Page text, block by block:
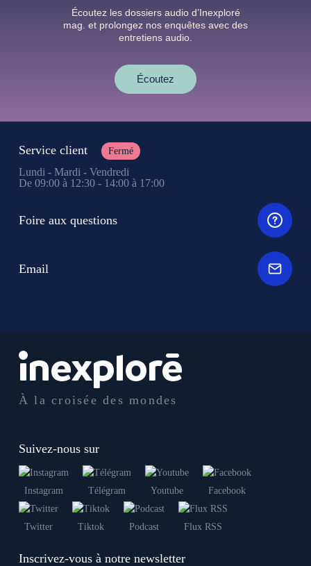
Écoutez les dossiers audio d’Inexploré
mag. et prolongez nos enquêtes avec des
entretiens audio.
Écoutez
À la croisée des mondes
Suivez-nous sur
Instagram Télégram Youtube Facebook
Twitter Tiktok Podcast Flux RSS
Inscrivez-vous à notre newsletter
Service client Fermé
Lundi - Mardi - Vendredi
De 09:00 à 12:30 - 14:00 à 17:00
Foire aux questions
Email